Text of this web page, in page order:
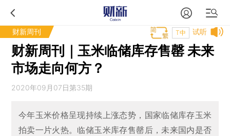
财新周刊 试听
T中
财新周刊｜玉米临储库存售罄 未来
市场走向何方？
2020年09月07日第35期
今年玉米价格呈现持续上涨态势，国家临储库存玉米
拍卖一片火热。临储玉米库存售罄后，未来国内是否